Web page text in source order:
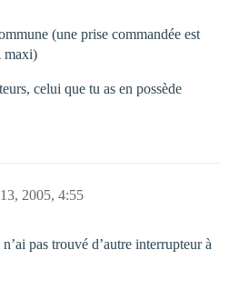
(une prise commandée est
maxi)
celui que tu as en possède
2005, 4:55
pas trouvé d’autre interrupteur à